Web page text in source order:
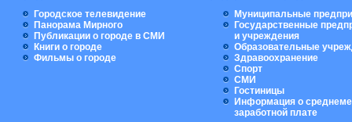
Городское телевидение
Панорама Мирного
Публикации о городе в СМИ
Книги о городе
Фильмы о городе
Муниципальные
Государственные
и учреждения
Образовательные
Здравоохранение
Спорт
СМИ
Гостиницы
Информация о
заработной плате